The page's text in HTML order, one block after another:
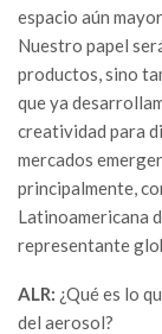
espacio aún
Nuestro papel
productos, sino
que ya
creatividad para
mercados
principalmente,
Latinoamericana
representante
ALR: ¿Qué es lo
del aerosol?